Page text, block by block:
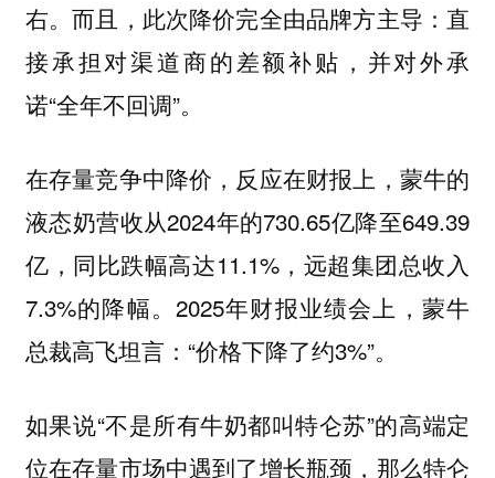
右。而且，此次降价完全由品牌方主导：直
接承担对渠道商的差额补贴，并对外承
诺“全年不回调”。
在存量竞争中降价，反应在财报上，蒙牛的
液态奶营收从2024年的730.65亿降至649.39
亿，同比跌幅高达11.1%，远超集团总收入
7.3%的降幅。2025年财报业绩会上，蒙牛
总裁高飞坦言：“价格下降了约3%”。
如果说“不是所有牛奶都叫特仑苏”的高端定
位在存量市场中遇到了增长瓶颈，那么特仑